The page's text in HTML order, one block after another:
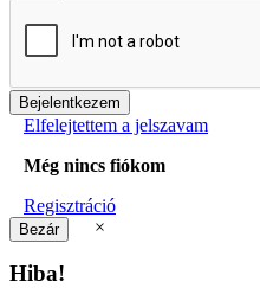
Elfelejtettem a jelszavam
Még nincs fiókom
Regisztráció
×
Hiba!